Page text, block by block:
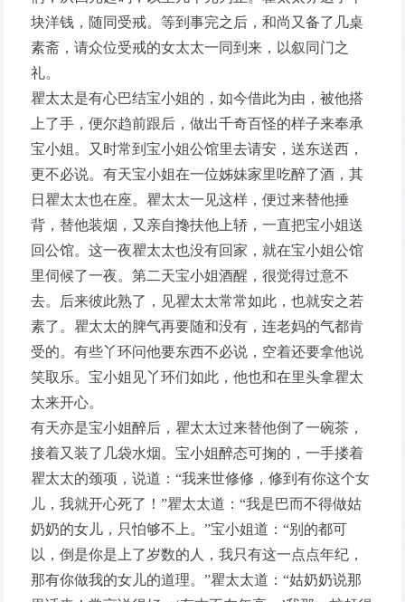
块洋钱，随同受戒。等到事完之后，和尚又备了几桌
素斋，请众位受戒的女太太一同到来，以叙同门之
礼。
瞿太太是有心巴结宝小姐的，如今借此为由，被他搭
上了手，便尔趋前跟后，做出千奇百怪的样子来奉承
宝小姐。又时常到宝小姐公馆里去请安，送东送西，
更不必说。有天宝小姐在一位姊妹家里吃醉了酒，其
日瞿太太也在座。瞿太太一见这样，便过来替他捶
背，替他装烟，又亲自搀扶他上轿，一直把宝小姐送
回公馆。这一夜瞿太太也没有回家，就在宝小姐公馆
里伺候了一夜。第二天宝小姐酒醒，很觉得过意不
去。后来彼此熟了，见瞿太太常常如此，也就安之若
素了。瞿太太的脾气再要随和没有，连老妈的气都肯
受的。有些丫环问他要东西不必说，空着还要拿他说
笑取乐。宝小姐见丫环们如此，他也和在里头拿瞿太
太来开心。
有天亦是宝小姐醉后，瞿太太过来替他倒了一碗茶，
接着又装了几袋水烟。宝小姐醉态可掬的，一手搂着
瞿太太的颈项，说道：“我来世修修，修到有你这个女
儿，我就开心死了！”瞿太太道：“我是巴而不得做姑
奶奶的女儿，只怕够不上。”宝小姐道：“别的都可
以，倒是你是上了岁数的人，我只有这一点点年纪，
那有你做我的女儿的道理。”瞿太太道：“姑奶奶说那